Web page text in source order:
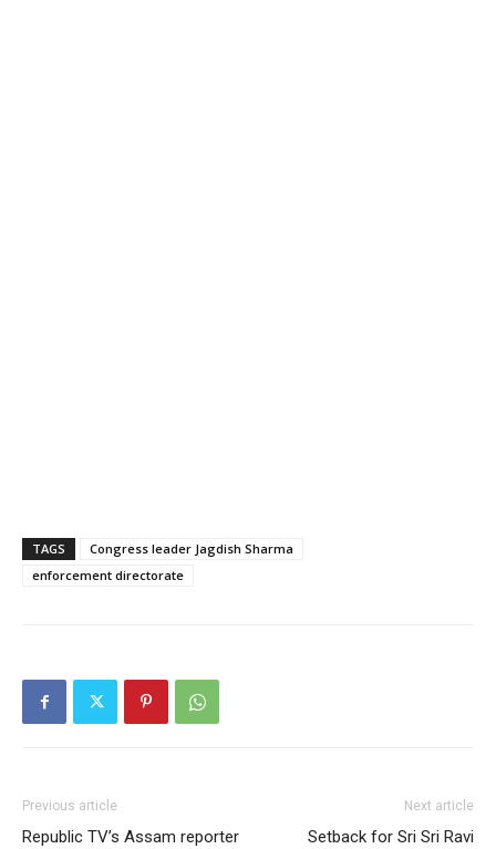
TAGS
Congress leader Jagdish Sharma
enforcement directorate
Previous article
Republic TV’s Assam reporter
Next article
Setback for Sri Sri Ravi